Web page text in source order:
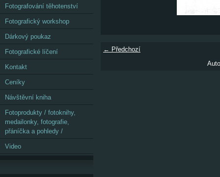
← Předchozí
Fotografování těhotenství
Fotografický workshop
Dárkový poukaz
Fotografické líčení
Kontakt
Ceníky
Návštěvní kniha
Fotoprodukty / fotoknihy,
medailonky, fotografie,
přáníčka a pohledy /
Video